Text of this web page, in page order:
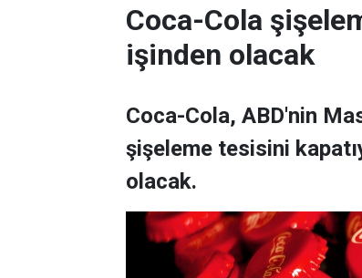
Coca-Cola
işinden olacak
Coca-Cola, ABD'nin
şişeleme tesisini
olacak.